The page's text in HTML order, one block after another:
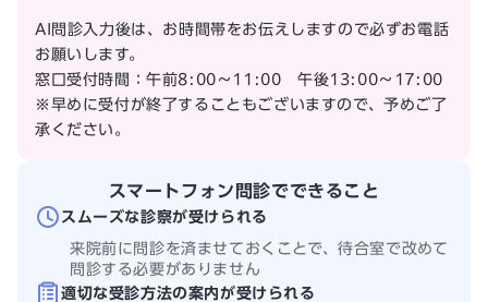
AI問診入力後は、お時間帯をお伝えしますので必ずお電話
お願いします。
窓口受付時間：午前8:00～11:00 午後13:00～17:00
※早めに受付が終了することもございますので、予めご了
承ください。
スマートフォン問診でできること
スムーズな診察が受けられる
来院前に問診を済ませておくことで、待合室で改めて
問診する必要がありません
適切な受診方法の案内が受けられる